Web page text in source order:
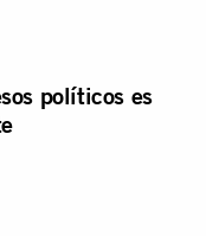
políticos es